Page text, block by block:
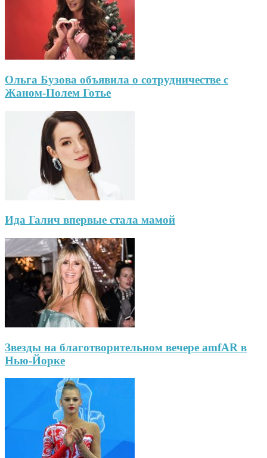
Ольга Бузова объявила о сотрудничестве с
Жаном-Полем Готье
Ида Галич впервые стала мамой
Звезды на благотворительном вечере amfAR в
Нью-Йорке